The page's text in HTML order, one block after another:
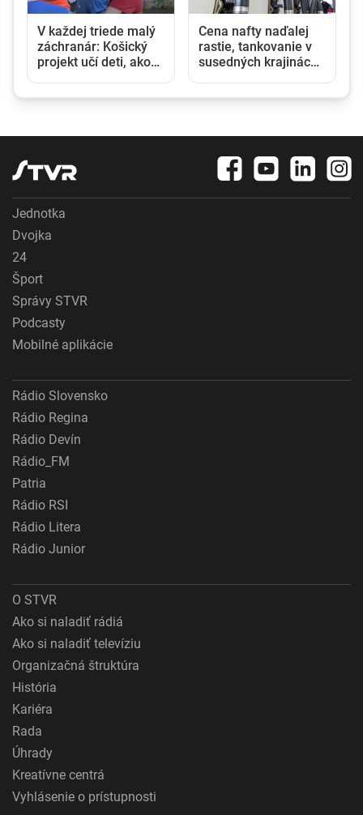
V každej triede malý
záchranár: Košický
projekt učí deti, ako
Cena nafty naďalej
rastie, tankovanie v
susedných krajinách
Jednotka
Dvojka
24
Šport
Správy STVR
Podcasty
Mobilné aplikácie
Rádio Slovensko
Rádio Regina
Rádio Devín
Rádio_FM
Patria
Rádio RSI
Rádio Litera
Rádio Junior
O STVR
Ako si naladiť rádiá
Ako si naladiť televíziu
Organizačná štruktúra
História
Kariéra
Rada
Úhrady
Kreatívne centrá
Vyhlásenie o prístupnosti